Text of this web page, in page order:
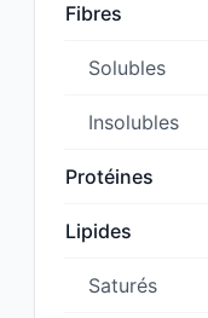
Fibres
Solubles
Insolubles
Protéines
Lipides
Saturés